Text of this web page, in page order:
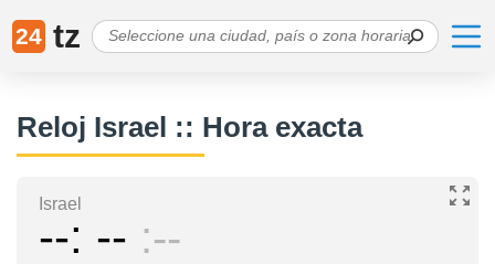
24 tz
Reloj Israel :: Hora exacta
Israel
-- -- --